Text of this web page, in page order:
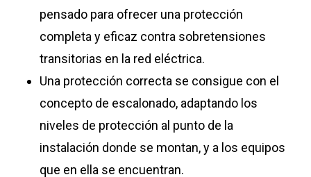
pensado para ofrecer una protección
completa y eficaz contra sobretensiones
transitorias en la red eléctrica.
Una protección correcta se consigue con el
concepto de escalonado, adaptando los
niveles de protección al punto de la
instalación donde se montan, y a los equipos
que en ella se encuentran.